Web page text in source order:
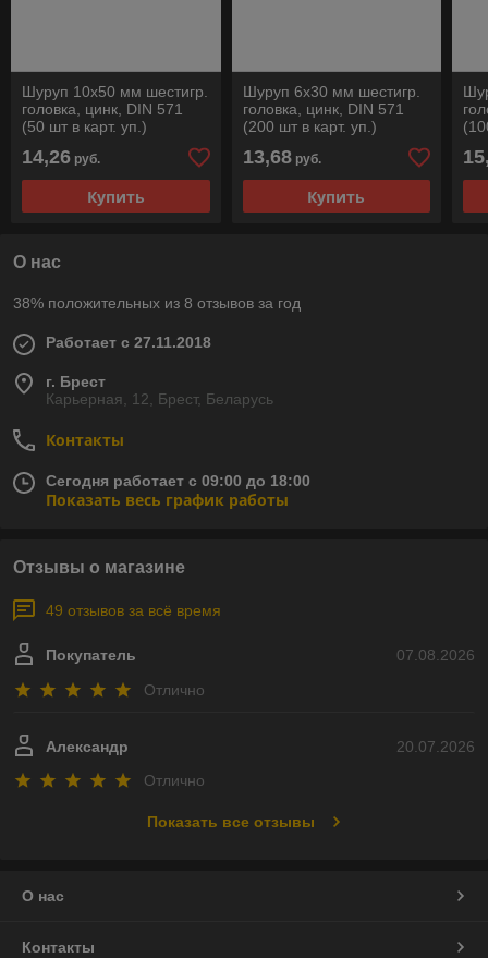
Шуруп 10х50 мм шестигр.
головка, цинк, DIN 571
(50 шт в карт. уп.)
14,26 руб.
Купить
Шуруп 6х30 мм шестигр.
головка, цинк, DIN 571
(200 шт в карт. уп.)
13,68руб.
Купить
О нас
38% положительных из 8 отзывов за год
Работает с 27.11.2018
г. Брест
Карьерная, 12, Брест, Беларусь
Контакты
Сегодня работает с 09:00 до 18:00
Показать весь график работы
Отзывы о магазине
49 отзывов за всё время
07.08.2026
Покупатель
Отлично
20.07.2026
Александр
Отлично
Показать все отзывы
О нас
Контакты